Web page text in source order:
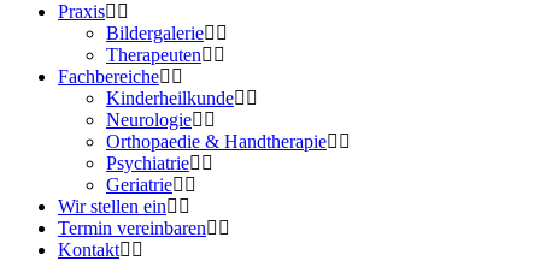
Praxis
Bildergalerie
Therapeuten
Fachbereiche
Kinderheilkunde
Neurologie
Orthopaedie & Handtherapie
Psychiatrie
Geriatrie
Wir stellen ein
Termin vereinbaren
Kontakt